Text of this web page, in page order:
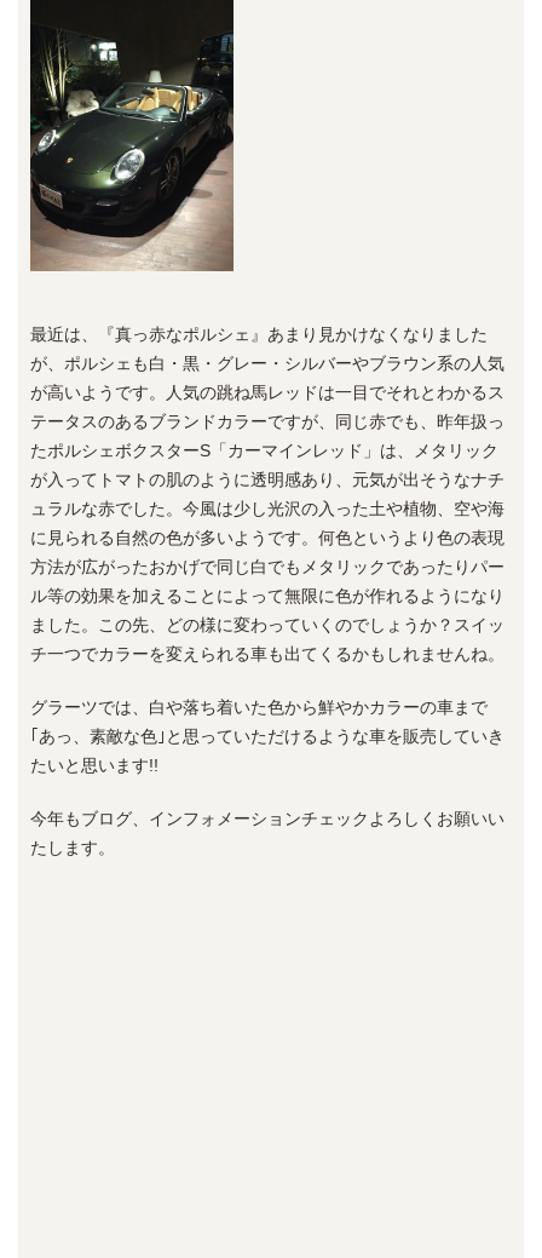
最近は、『真っ赤なポルシェ』あまり見かけなくなりました
が、ポルシェも白・黒・グレー・シルバーやブラウン系の人気
が高いようです。人気の跳ね馬レッドは一目でそれとわかるス
テータスのあるブランドカラーですが、同じ赤でも、昨年扱っ
たポルシェボクスターS「カーマインレッド」は、メタリック
が入ってトマトの肌のように透明感あり、元気が出そうなナチ
ュラルな赤でした。今風は少し光沢の入った土や植物、空や海
に見られる自然の色が多いようです。何色というより色の表現
方法が広がったおかげで同じ白でもメタリックであったりパー
ル等の効果を加えることによって無限に色が作れるようになり
ました。この先、どの様に変わっていくのでしょうか？スイッ
チ一つでカラーを変えられる車も出てくるかもしれませんね。
グラーツでは、白や落ち着いた色から鮮やかカラーの車まで
｢あっ、素敵な色｣と思っていただけるような車を販売していき
たいと思います!!
今年もブログ、インフォメーションチェックよろしくお願いい
たします。